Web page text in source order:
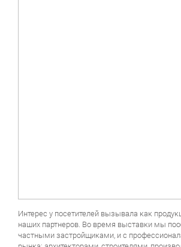
Интерес у посетителей вызывала как
наших партнеров. Во время выставки мы
частными застройщиками, и с